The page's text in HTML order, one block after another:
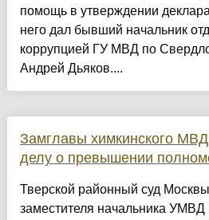
помощь в утверждении
него дал бывший начальник
коррупцией ГУ МВД по
Андрей Дьяков....
Замглавы химкинского
делу о превышении
Тверской районный суд
заместителя начальника